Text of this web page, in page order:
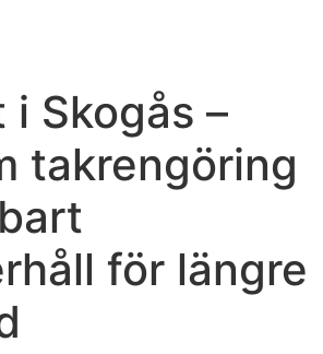
Skogås –
takrengöring
för längre